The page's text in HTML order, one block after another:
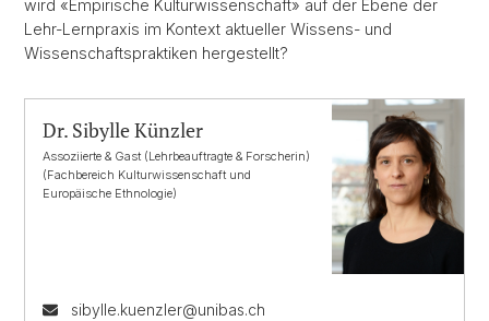
wird «Empirische Kulturwissenschaft» auf der Ebene der
Lehr-Lernpraxis im Kontext aktueller Wissens- und
Wissenschaftspraktiken hergestellt?
Dr. Sibylle Künzler
Assoziierte & Gast (Lehrbeauftragte & Forscherin)
(Fachbereich Kulturwissenschaft und
Europäische Ethnologie)
sibylle.kuenzler@unibas.ch